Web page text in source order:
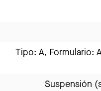
Tipo: A, Formulario:
Suspensión